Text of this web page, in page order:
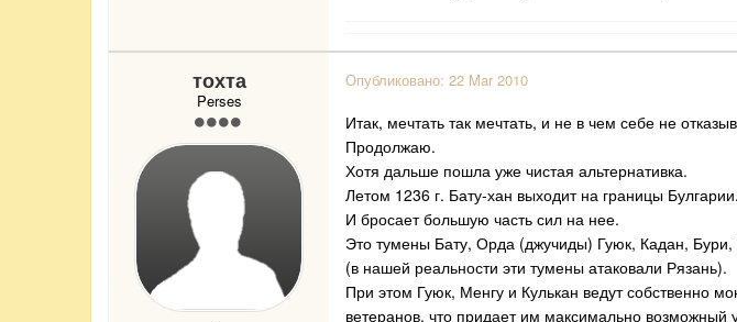
тохта
Perses
Опубликовано:22 Mar 2010
Итак, мечтать так мечтать, и не в чем себе не
Продолжаю.
Хотя дальше пошла уже чистая альтернативка.
Летом 1236 г. Бату-хан выходит на границы Булгарии.
И бросает большую часть сил на нее.
Это тумены Бату, Орда (джучиды) Гуюк, Кадан, Бури,
(в нашей реальности эти тумены атаковали Рязань).
При этом Гуюк, Менгу и Кулькан ведут собственно
ветеранов, что придает им максимально возможный